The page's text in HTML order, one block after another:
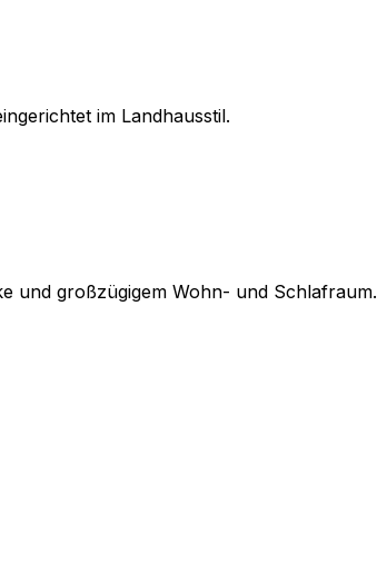
im Landhausstil.
und großzügigem Wohn- und Schlafraum.